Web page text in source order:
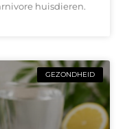
huisdieren.
GEZONDHEID